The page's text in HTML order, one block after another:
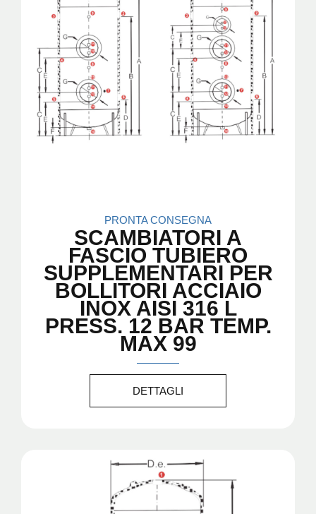
PRONTA CONSEGNA
SCAMBIATORI A
FASCIO TUBIERO
SUPPLEMENTARI PER
BOLLITORI ACCIAIO
INOX AISI 316 L
PRESS. 12 BAR TEMP.
MAX 99
DETTAGLI